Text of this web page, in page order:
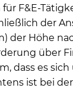
für F&E-
der
der Höhe
über
dass es sich
ist bei